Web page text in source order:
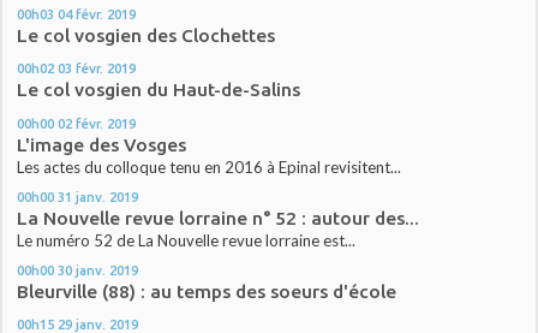
00h03 04 févr. 2019
Le col vosgien des Clochettes
00h02 03 févr. 2019
Le col vosgien du Haut-de-Salins
00h00 02 févr. 2019
L'image des Vosges
Les actes du colloque tenu en 2016 à Epinal revisitent...
00h00 31 janv. 2019
La Nouvelle revue lorraine n° 52 : autour des...
Le numéro 52 de La Nouvelle revue lorraine est...
00h00 30 janv. 2019
Bleurville (88) : au temps des soeurs d'école
00h15 29 janv. 2019